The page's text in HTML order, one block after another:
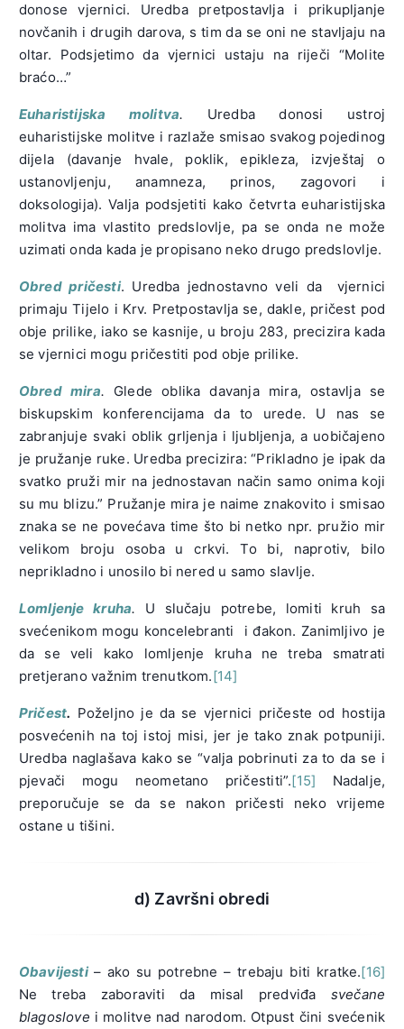
donose vjernici. Uredba pretpostavlja i prikupljanje
novčanih i drugih darova, s tim da se oni ne stavljaju na
oltar. Podsjetimo da vjernici ustaju na riječi “Molite
braćo…”
Euharistijska molitva. Uredba donosi ustroj
euharistijske molitve i razlaže smisao svakog pojedinog
dijela (davanje hvale, poklik, epikleza, izvještaj o
ustanovljenju, anamneza, prinos, zagovori i
doksologija). Valja podsjetiti kako četvrta euharistijska
molitva ima vlastito predslovlje, pa se onda ne može
uzimati onda kada je propisano neko drugo predslovlje.
Obred pričesti. Uredba jednostavno veli da vjernici
primaju Tijelo i Krv. Pretpostavlja se, dakle, pričest pod
obje prilike, iako se kasnije, u broju 283, precizira kada
se vjernici mogu pričestiti pod obje prilike.
Obred mira. Glede oblika davanja mira, ostavlja se
biskupskim konferencijama da to urede. U nas se
zabranjuje svaki oblik grljenja i ljubljenja, a uobičajeno
je pružanje ruke. Uredba precizira: “Prikladno je ipak da
svatko pruži mir na jednostavan način samo onima koji
su mu blizu.” Pružanje mira je naime znakovito i smisao
znaka se ne povećava time što bi netko npr. pružio mir
velikom broju osoba u crkvi. To bi, naprotiv, bilo
neprikladno i unosilo bi nered u samo slavlje.
Lomljenje kruha. U slučaju potrebe, lomiti kruh sa
svećenikom mogu koncelebranti i đakon. Zanimljivo je
da se veli kako lomljenje kruha ne treba smatrati
pretjerano važnim trenutkom.[14]
Pričest. Poželjno je da se vjernici pričeste od hostija
posvećenih na toj istoj misi, jer je tako znak potpuniji.
Uredba naglašava kako se “valja pobrinuti za to da se i
pjevači mogu neometano pričestiti”.[15] Nadalje,
preporučuje se da se nakon pričesti neko vrijeme
ostane u tišini.
d) Završni obredi
Obavijesti – ako su potrebne – trebaju biti kratke.[16]
Ne treba zaboraviti da misal predviđa svečane
blagoslove i molitve nad narodom. Otpust čini svećenik